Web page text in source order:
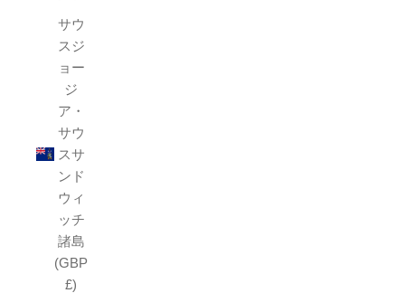
サウ
スジ
ョー
ジ
ア・
サウ
スサ
ンド
ウィ
ッチ
諸島
(GBP
£)